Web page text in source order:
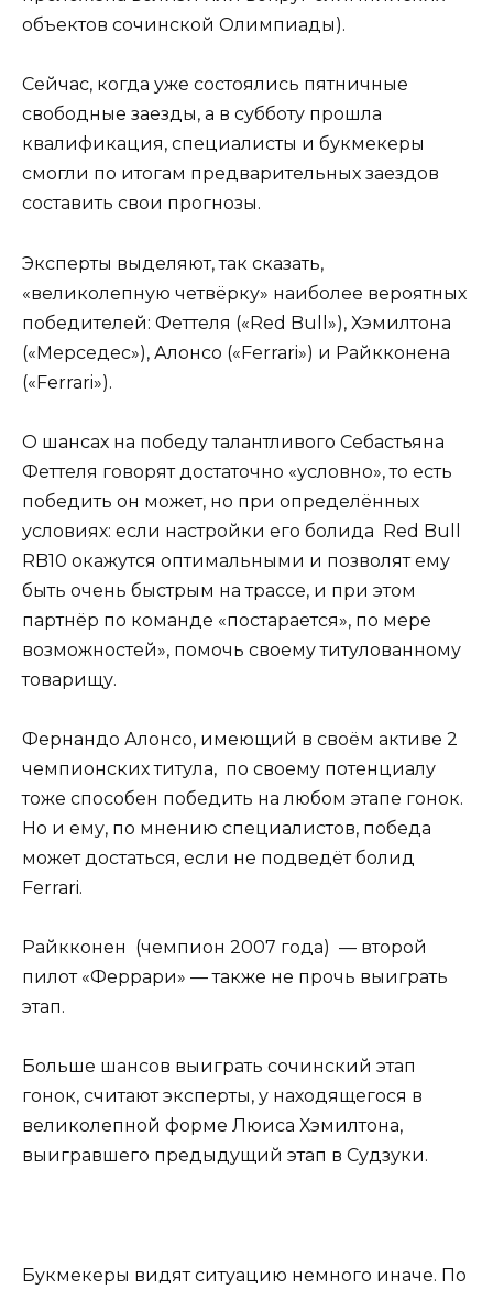
объектов сочинской Олимпиады).
Сейчас, когда уже состоялись пятничные
свободные заезды, а в субботу прошла
квалификация, специалисты и букмекеры
смогли по итогам предварительных заездов
составить свои прогнозы.
Эксперты выделяют, так сказать,
«великолепную четвёрку» наиболее вероятных
победителей: Феттеля («Red Bull»), Хэмилтона
(«Мерседес»), Алонсо («Ferrari») и Райкконена
(«Ferrari»).
О шансах на победу талантливого Себастьяна
Феттеля говорят достаточно «условно», то есть
победить он может, но при определённых
условиях: если настройки его болида Red Bull
RB10 окажутся оптимальными и позволят ему
быть очень быстрым на трассе, и при этом
партнёр по команде «постарается», по мере
возможностей», помочь своему титулованному
товарищу.
Фернандо Алонсо, имеющий в своём активе 2
чемпионских титула, по своему потенциалу
тоже способен победить на любом этапе гонок.
Но и ему, по мнению специалистов, победа
может достаться, если не подведёт болид
Ferrari.
Райкконен (чемпион 2007 года) — второй
пилот «Феррари» — также не прочь выиграть
этап.
Больше шансов выиграть сочинский этап
гонок, считают эксперты, у находящегося в
великолепной форме Люиса Хэмилтона,
выигравшего предыдущий этап в Судзуки.
Букмекеры видят ситуацию немного иначе. По